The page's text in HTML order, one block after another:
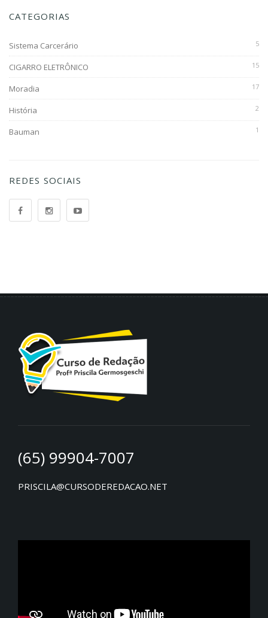
CATEGORIAS
Sistema Carcerário 5
CIGARRO ELETRÔNICO 15
Moradia 17
História 2
Bauman 1
REDES SOCIAIS
(65) 99904-7007
PRISCILA@CURSODEREDACAO.NET